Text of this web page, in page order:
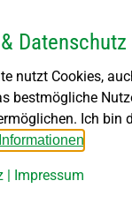
Datenschutz
nutzt Cookies,
bestmögliche
Ich bin
| Impressum